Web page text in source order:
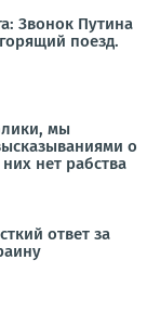
Звонок Путина
поезд.
мы
о
нет рабства
ответ за